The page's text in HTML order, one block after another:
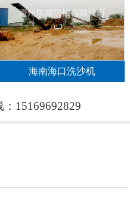
海南海口洗沙机
15169692829